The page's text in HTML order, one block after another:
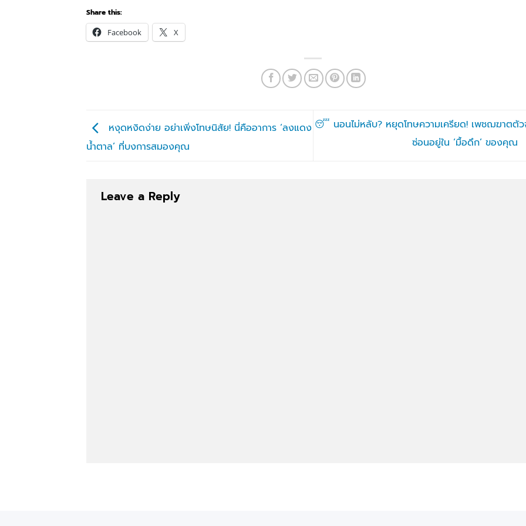
Share this:
Facebook
X
หงุดหงิดง่าย อย่าเพิ่งโทษนิสัย! นี่คืออาการ ‘ลงแดง
น้ำตาล’ ที่บงการสมองคุณ
😴 นอนไม่หลับ? หยุดโทษความเครียด! เพชฌฆาตตัว
ซ่อนอยู่ใน ‘มื้อดึก’ ของคุณ
Leave a Reply